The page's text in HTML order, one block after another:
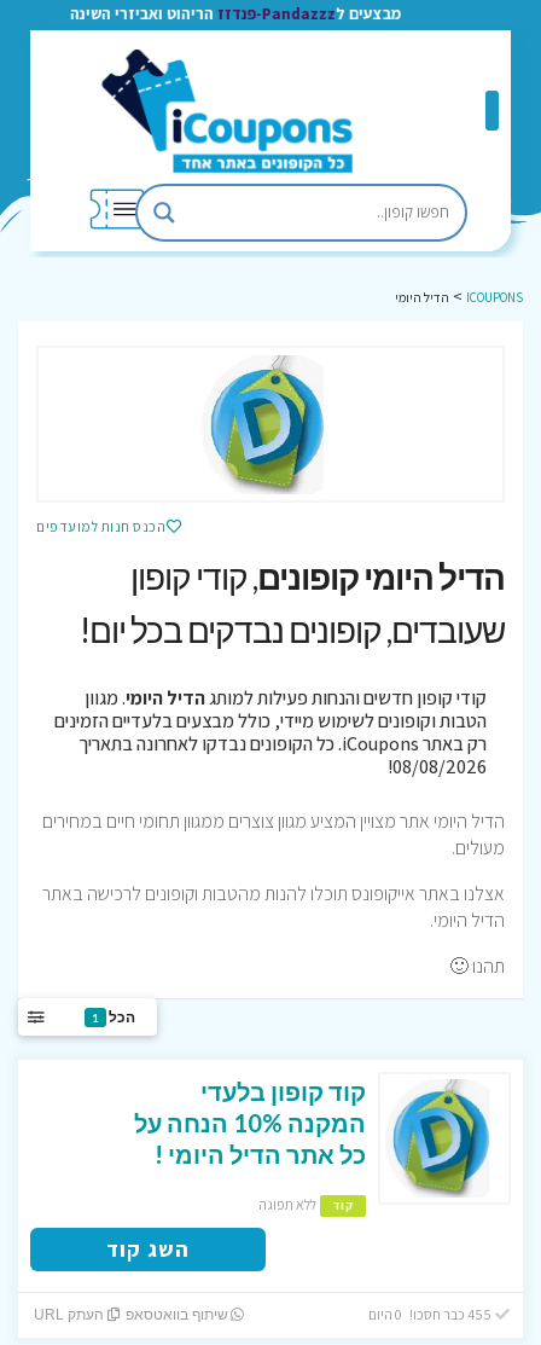
מבצעים לPandazzz-פנדזז הריהוט ואביזרי השינה
ICOUPONS
> הדיל היומי
הכנס חנות למועדפים
הדיל היומי קופונים, קודי קופון
שעובדים, קופונים נבדקים בכל יום!
קודי קופון חדשים והנחות פעילות למותגהדיל היומי. מגוון
הטבות וקופונים לשימוש מיידי, כולל מבצעים בלעדיים הזמינים
רק באתר iCoupons. כל הקופונים נבדקו לאחרונה בתאריך
08/08/2026!
הדיל היומי אתר מצויין המציע מגוון צוצרים ממגוון תחומי חיים במחירים
מעולים.
אצלנו באתר אייקופונס תוכלו להנות מהטבות וקופונים לרכישה באתר
הדיל היומי.
תהנו 🙂
הכל 1
קוד קופון בלעדי
המקנה 10% הנחה על
כל אתר הדיל היומי !
קוד ללא תפוגה
השג קוד
שיתוף בוואטסאפ העתק URL